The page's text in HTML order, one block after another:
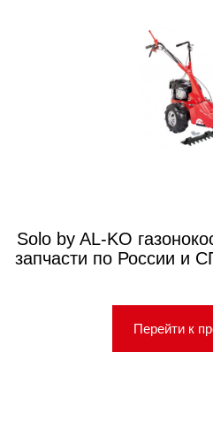
Solo by AL-KO
запчасти по России и
Перейти к